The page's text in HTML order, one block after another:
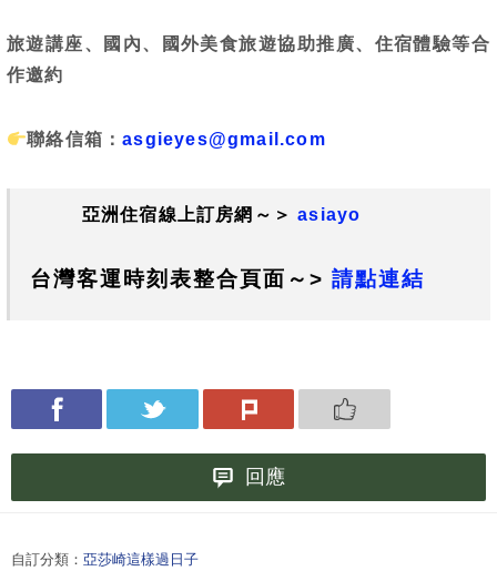
旅遊講座、國內、國外美食旅遊協助推廣、住宿體驗等合
作邀約
聯絡信箱：asgieyes@gmail.com
亞洲住宿線上訂房網～＞asiayo
台灣客運時刻表整合頁面～> 請點連結
回應
自訂分類： 亞莎崎這樣過日子